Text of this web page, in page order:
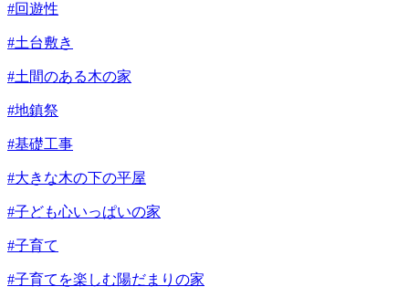
#回遊性
#土台敷き
#土間のある木の家
#地鎮祭
#基礎工事
#大きな木の下の平屋
#子ども心いっぱいの家
#子育て
#子育てを楽しむ陽だまりの家